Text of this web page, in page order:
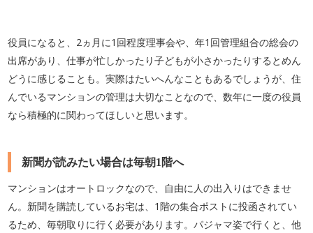
役員になると、2ヵ月に1回程度理事会や、年1回管理組合の総会の
出席があり、仕事が忙しかったり子どもが小さかったりするとめん
どうに感じることも。実際はたいへんなこともあるでしょうが、住
んでいるマンションの管理は大切なことなので、数年に一度の役員
なら積極的に関わってほしいと思います。
新聞が読みたい場合は毎朝1階へ
マンションはオートロックなので、自由に人の出入りはできませ
ん。新聞を購読しているお宅は、1階の集合ポストに投函されてい
るため、毎朝取りに行く必要があります。パジャマ姿で行くと、他